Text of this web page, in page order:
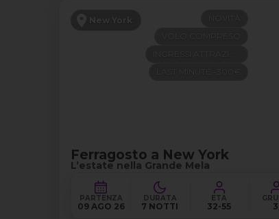
New York
Ferragosto a New York
L’estate nella Grande Mela
PARTENZA
09 AGO 26
DURATA
7 NOTTI
ETÀ
32-55